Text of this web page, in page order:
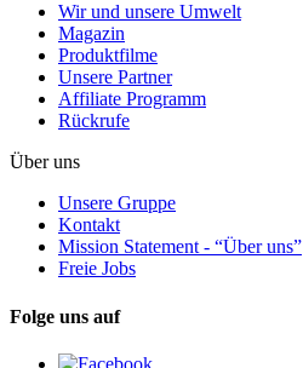
Wir und unsere Umwelt
Magazin
Produktfilme
Unsere Partner
Affiliate Programm
Rückrufe
Über uns
Unsere Gruppe
Kontakt
Mission Statement - “Über uns”
Freie Jobs
Folge uns auf